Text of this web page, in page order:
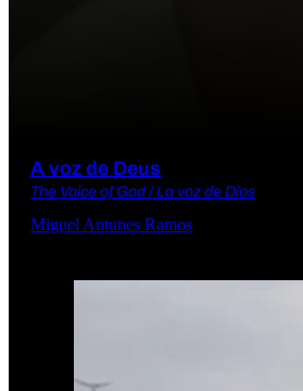
A voz de Deus
The Voice of God / La voz de Dios
Miguel Antunes Ramos